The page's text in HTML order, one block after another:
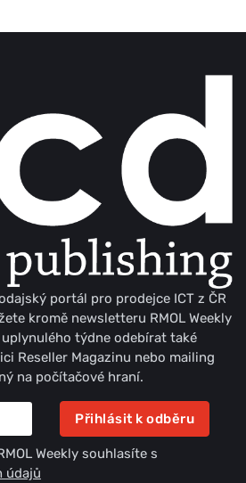
portál pro prodejce ICT z ČR
kromě newsletteru RMOL Weekly
týdne odebírat také
Reseller Magazinu nebo mailing
na počítačové hraní.
Přihlásit k odběru
Weekly souhlasíte s
údajů